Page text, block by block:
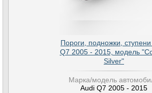
Пороги, подножки,
Q7 2005 - 2015, модель
Silver"
Марка/модель
Audi Q7 2005 - 2015